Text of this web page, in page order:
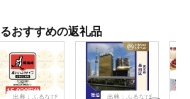
おすすめの返礼品
出典：ふるなび 出典：ふるなび